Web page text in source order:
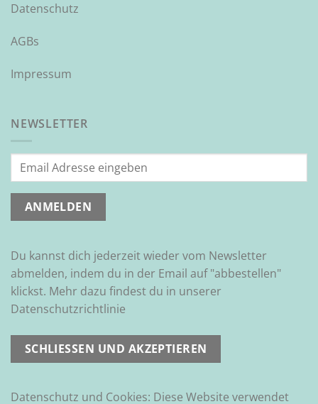
Datenschutz
AGBs
Impressum
NEWSLETTER
Du kannst dich jederzeit wieder vom Newsletter
abmelden, indem du in der Email auf "abbestellen"
klickst. Mehr dazu findest du in unserer
Datenschutzrichtlinie
Datenschutz und Cookies: Diese Website verwendet